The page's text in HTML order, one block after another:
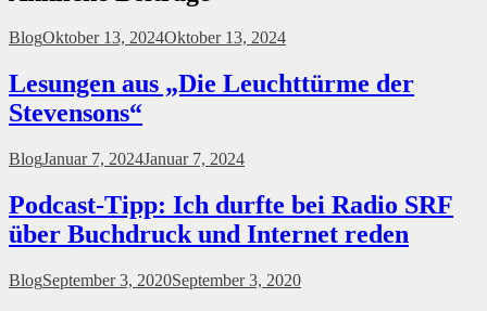
BlogOktober 13, 2024Oktober 13, 2024
Lesungen aus „Die Leuchttürme der
Stevensons“
BlogJanuar 7, 2024Januar 7, 2024
Podcast-Tipp: Ich durfte bei Radio SRF
über Buchdruck und Internet reden
BlogSeptember 3, 2020September 3, 2020